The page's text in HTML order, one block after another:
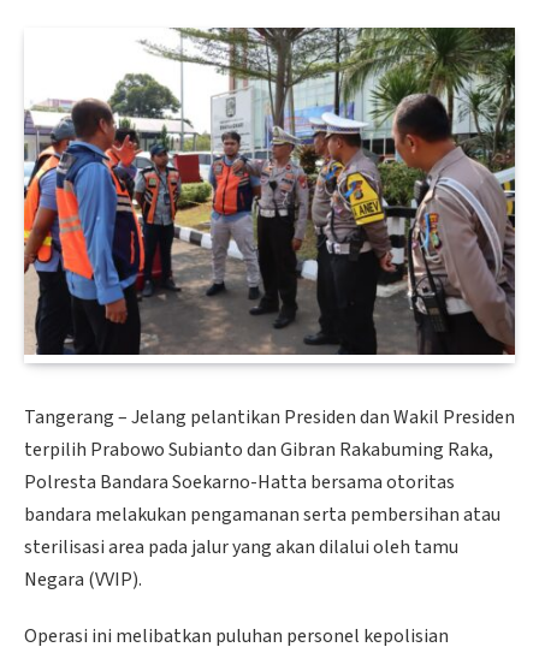
Tangerang – Jelang pelantikan Presiden dan Wakil Presiden
terpilih Prabowo Subianto dan Gibran Rakabuming Raka,
Polresta Bandara Soekarno-Hatta bersama otoritas
bandara melakukan pengamanan serta pembersihan atau
sterilisasi area pada jalur yang akan dilalui oleh tamu
Negara (VVIP).
Operasi ini melibatkan puluhan personel kepolisian